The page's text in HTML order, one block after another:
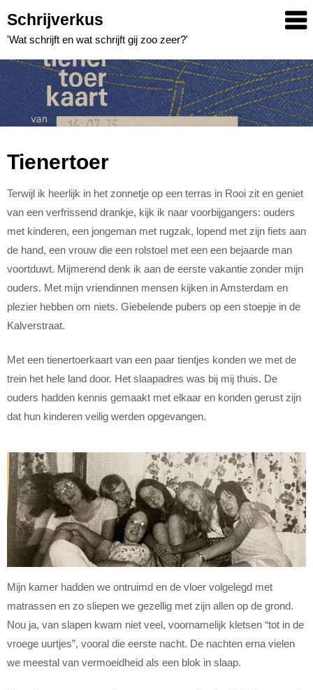
to
content
Schrijverkus
'Wat schrijft en wat schrijft gij zoo zeer?'
Tienertoer
Terwijl ik heerlijk in het zonnetje op een terras in Rooi zit en geniet
van een verfrissend drankje, kijk ik naar voorbijgangers: ouders
met kinderen, een jongeman met rugzak, lopend met zijn fiets aan
de hand, een vrouw die een rolstoel met een een bejaarde man
voortduwt. Mijmerend denk ik aan de eerste vakantie zonder mijn
ouders. Met mijn vriendinnen mensen kijken in Amsterdam en
plezier hebben om niets. Giebelende pubers op een stoepje in de
Kalverstraat.
Met een tienertoerkaart van een paar tientjes konden we met de
trein het hele land door. Het slaapadres was bij mij thuis. De
ouders hadden kennis gemaakt met elkaar en konden gerust zijn
dat hun kinderen veilig werden opgevangen.
Mijn kamer hadden we ontruimd en de vloer volgelegd met
matrassen en zo sliepen we gezellig met zijn allen op de grond.
Nou ja, van slapen kwam niet veel, voornamelijk kletsen “tot in de
vroege uurtjes”, vooral die eerste nacht. De nachten erna vielen
we meestal van vermoeidheid als een blok in slaap.